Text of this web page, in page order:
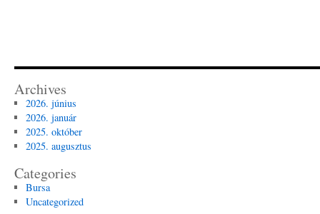
Archives
2026. június
2026. január
2025. október
2025. augusztus
Categories
Bursa
Uncategorized